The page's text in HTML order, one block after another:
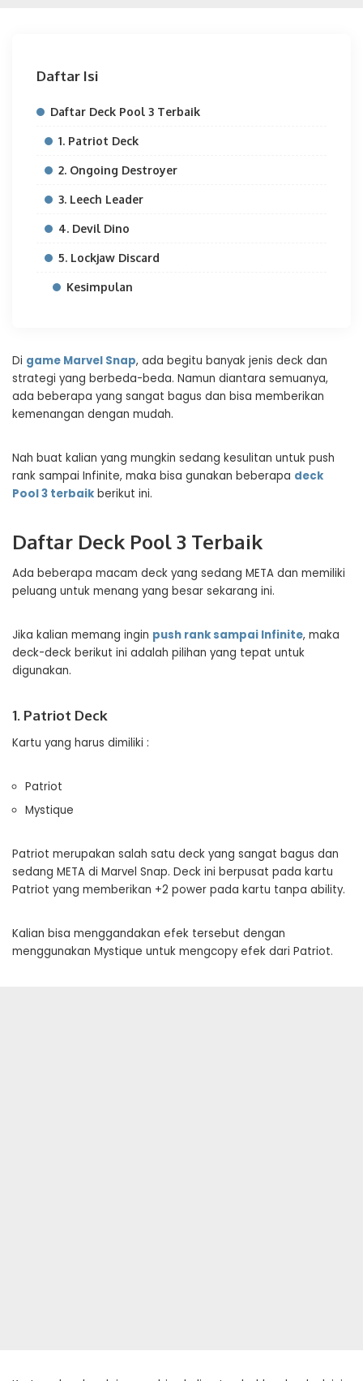
Daftar Isi
Daftar Deck Pool 3 Terbaik
1. Patriot Deck
2. Ongoing Destroyer
3. Leech Leader
4. Devil Dino
5. Lockjaw Discard
Kesimpulan
Di game Marvel Snap, ada begitu banyak jenis deck dan
strategi yang berbeda-beda. Namun diantara semuanya,
ada beberapa yang sangat bagus dan bisa memberikan
kemenangan dengan mudah.
Nah buat kalian yang mungkin sedang kesulitan untuk push
rank sampai Infinite, maka bisa gunakan beberapa deck
Pool 3 terbaik berikut ini.
Daftar Deck Pool 3 Terbaik
Ada beberapa macam deck yang sedang META dan memiliki
peluang untuk menang yang besar sekarang ini.
Jika kalian memang ingin push rank sampai Infinite, maka
deck-deck berikut ini adalah pilihan yang tepat untuk
digunakan.
1. Patriot Deck
Kartu yang harus dimiliki :
Patriot
Mystique
Patriot merupakan salah satu deck yang sangat bagus dan
sedang META di Marvel Snap. Deck ini berpusat pada kartu
Patriot yang memberikan +2 power pada kartu tanpa ability.
Kalian bisa menggandakan efek tersebut dengan
menggunakan Mystique untuk mengcopy efek dari Patriot.